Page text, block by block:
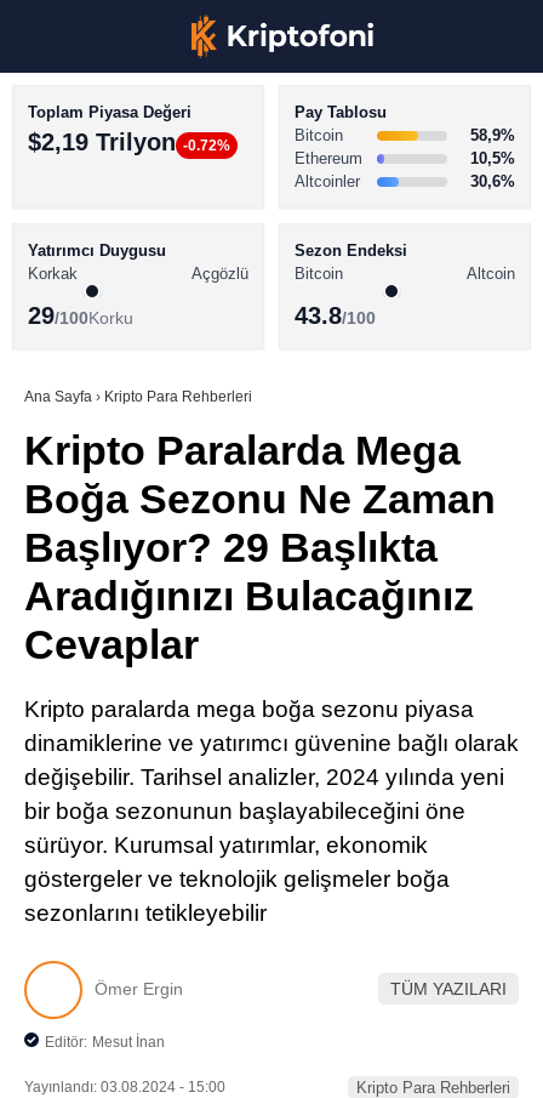
Youtube
TikTok
Telegram
BİTCOİN HABERLERİ
ALTCOİN HABERLERİ
SÖZLÜK
Toplam Piyasa Değeri
$2,19 Trilyon -0.72%
Pay Tablosu
Bitcoin
58,9%
Ethereum
10,5%
Altcoinler
30,6%
Yatırımcı Duygusu
Korkak
Açgözlü
29/100Korku
Sezon Endeksi
Bitcoin
Altcoin
43.8/100
Ana Sayfa › Kripto Para Rehberleri
Kripto Paralarda Mega
Boğa Sezonu Ne Zaman
Başlıyor? 29 Başlıkta
Aradığınızı Bulacağınız
Cevaplar
Kripto paralarda mega boğa sezonu piyasa
dinamiklerine ve yatırımcı güvenine bağlı olarak
değişebilir. Tarihsel analizler, 2024 yılında yeni
bir boğa sezonunun başlayabileceğini öne
sürüyor. Kurumsal yatırımlar, ekonomik
göstergeler ve teknolojik gelişmeler boğa
sezonlarını tetikleyebilir
Ömer Ergin TÜM YAZILARI
Editör: Mesut İnan
Yayınlandı: 03.08.2024 - 15:00
Kripto Para Rehberleri